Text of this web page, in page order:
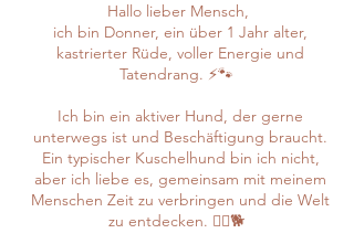
Hallo lieber Mensch,
ich bin Donner, ein über 1 Jahr alter,
kastrierter Rüde, voller Energie und
Tatendrang. ⚡🐾
Ich bin ein aktiver Hund, der gerne
unterwegs ist und Beschäftigung braucht.
Ein typischer Kuschelhund bin ich nicht,
aber ich liebe es, gemeinsam mit meinem
Menschen Zeit zu verbringen und die Welt
zu entdecken. 🏃‍♂️🐕